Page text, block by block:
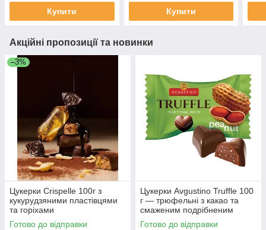
Купити Купити
Акційні пропозиції та новинки
–3%
Цукерки Crispelle 100г з
кукурудзяними пластівцями
та горіхами
Готово до відправки
Цукерки Avgustino Truffle 100
г — трюфельні з какао та
смаженим подрібненим
арахісом
Готово до відправки